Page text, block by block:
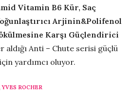
Vitamin B6 Kür, Saç
Arjinin&Polifenol
Karşı Güçlendirici
aldığı Anti – Chute serisi güçlü
yardımcı oluyor.
YVES ROCHER